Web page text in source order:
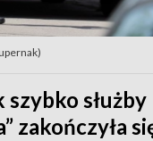
szybko służby
zakończyła